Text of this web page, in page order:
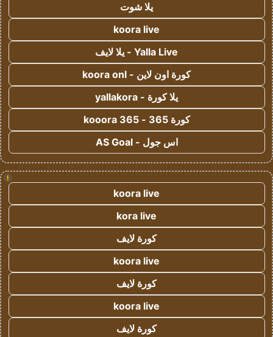
يلا شوت
koora live
Yalla Live - يلا لايف
كورة اون لاين - koora onl
يلا كورة - yallakora
كورة 365 - kooora 365
اس جول - AS Goal
!
koora live
kora live
كورة لايف
koora live
كورة لايف
koora live
كورة لايف